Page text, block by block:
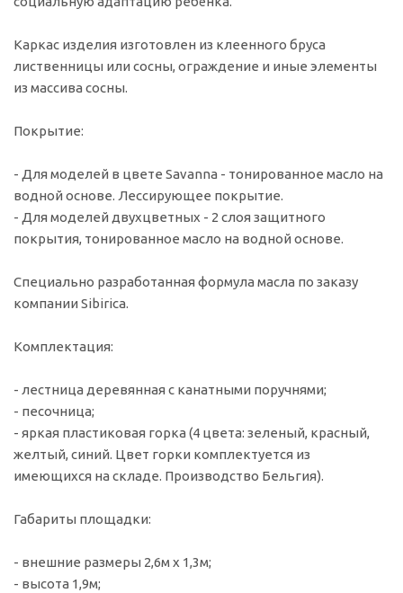
Каркас изделия изготовлен из клеенного бруса
лиственницы или сосны, ограждение и иные элементы
из массива сосны.
Покрытие:
- Для моделей в цвете Savanna - тонированное масло на
водной основе. Лессирующее покрытие.
- Для моделей двухцветных - 2 слоя защитного
покрытия, тонированное масло на водной основе.
Специально разработанная формула масла по заказу
компании Sibirica.
Комплектация:
- лестница деревянная с канатными поручнями;
- песочница;
- яркая пластиковая горка (4 цвета: зеленый, красный,
желтый, синий. Цвет горки комплектуется из
имеющихся на складе. Производство Бельгия).
Габариты площадки:
- внешние размеры 2,6м х 1,3м;
- высота 1,9м;